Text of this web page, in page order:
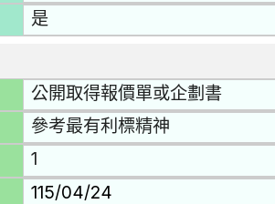
是
公開取得報價單或企劃書
參考最有利標精神
1
115/04/24